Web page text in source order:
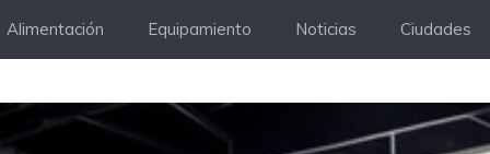
Alimentación Equipamiento Noticias Ciudades